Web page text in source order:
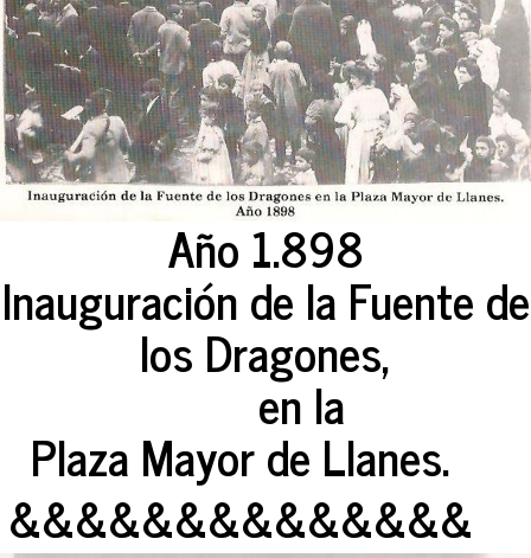
Año 1.898
Inauguración de la Fuente de
los Dragones,
en la
Plaza Mayor de Llanes.
&&&&&&&&&&&&&&